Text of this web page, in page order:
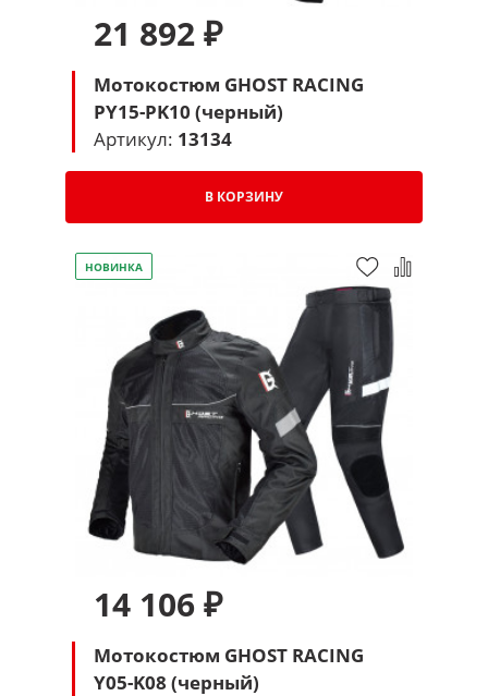
21 892 ₽
Мотокостюм GHOST RACING
PY15-PK10 (черный)
Артикул: 13134
В КОРЗИНУ
НОВИНКА
14 106 ₽
Мотокостюм GHOST RACING
Y05-K08 (черный)